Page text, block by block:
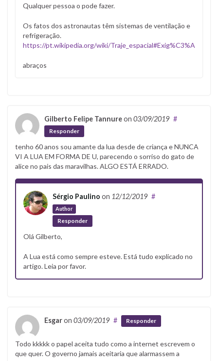
Qualquer pessoa o pode fazer.
Os fatos dos astronautas têm sistemas de ventilação e
refrigeração.
https://pt.wikipedia.org/wiki/
abraços
Gilberto Felipe Tannureon 03/09/2019 #
Responder
tenho 60 anos sou amante da lua desde de criança e NUNCA
VI A LUA EM FORMA DE U, parecendo o sorriso do gato de
alice no pais das maravilhas. ALGO ESTÁ ERRADO.
Sérgio Paulino on 12/12/2019
Author
#
Responder
Olá Gilberto,
A Lua está como sempre esteve. Está tudo explicado no
artigo. Leia por favor.
Esgaron 03/09/2019 # Responder
Todo kkkkk o papel aceita tudo como a internet escrevem o
que quer. O governo jamais aceitaria que alarmassem a